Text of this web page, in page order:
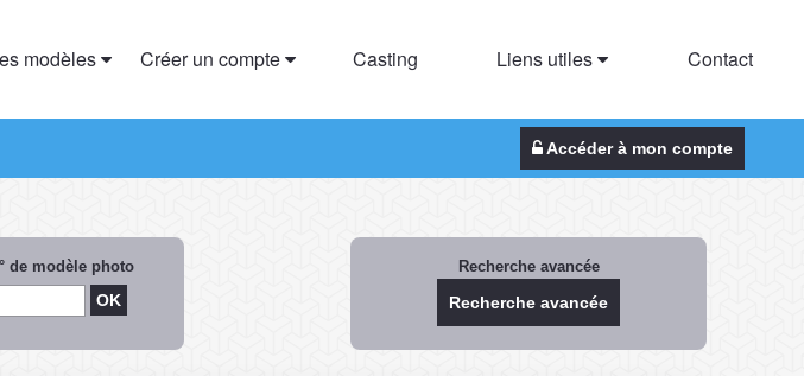
modèles Créer un compte Casting Liens utiles Contact
Accéder à mon compte
de modèle photo Recherche avancée
Recherche avancée